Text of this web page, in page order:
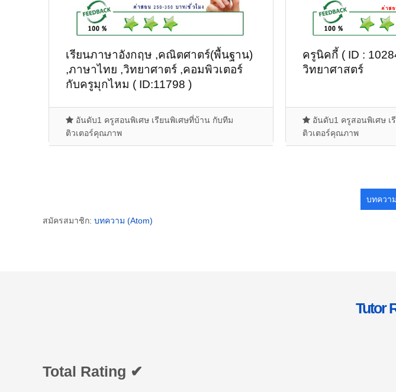
เรียนภาษาอังกฤษ ,คณิตศาตร์(พื้นฐาน)
,ภาษาไทย ,วิทยาศาตร์ ,คอมพิวเตอร์
กับครูมุกไหม ( ID:11798 )
อันดับ1 ครูสอนพิเศษ เรียนพิเศษที่บ้าน กับทีม
ติวเตอร์คุณภาพ
ครูนิคกี้ ( ID :
วิทยาศาสตร์
อันดับ1 ครูสอนพิเศษ เ
ติวเตอร์คุณภาพ
บทควา
สมัครสมาชิก: บทความ (Atom)
Tutor
Total Rating ✔